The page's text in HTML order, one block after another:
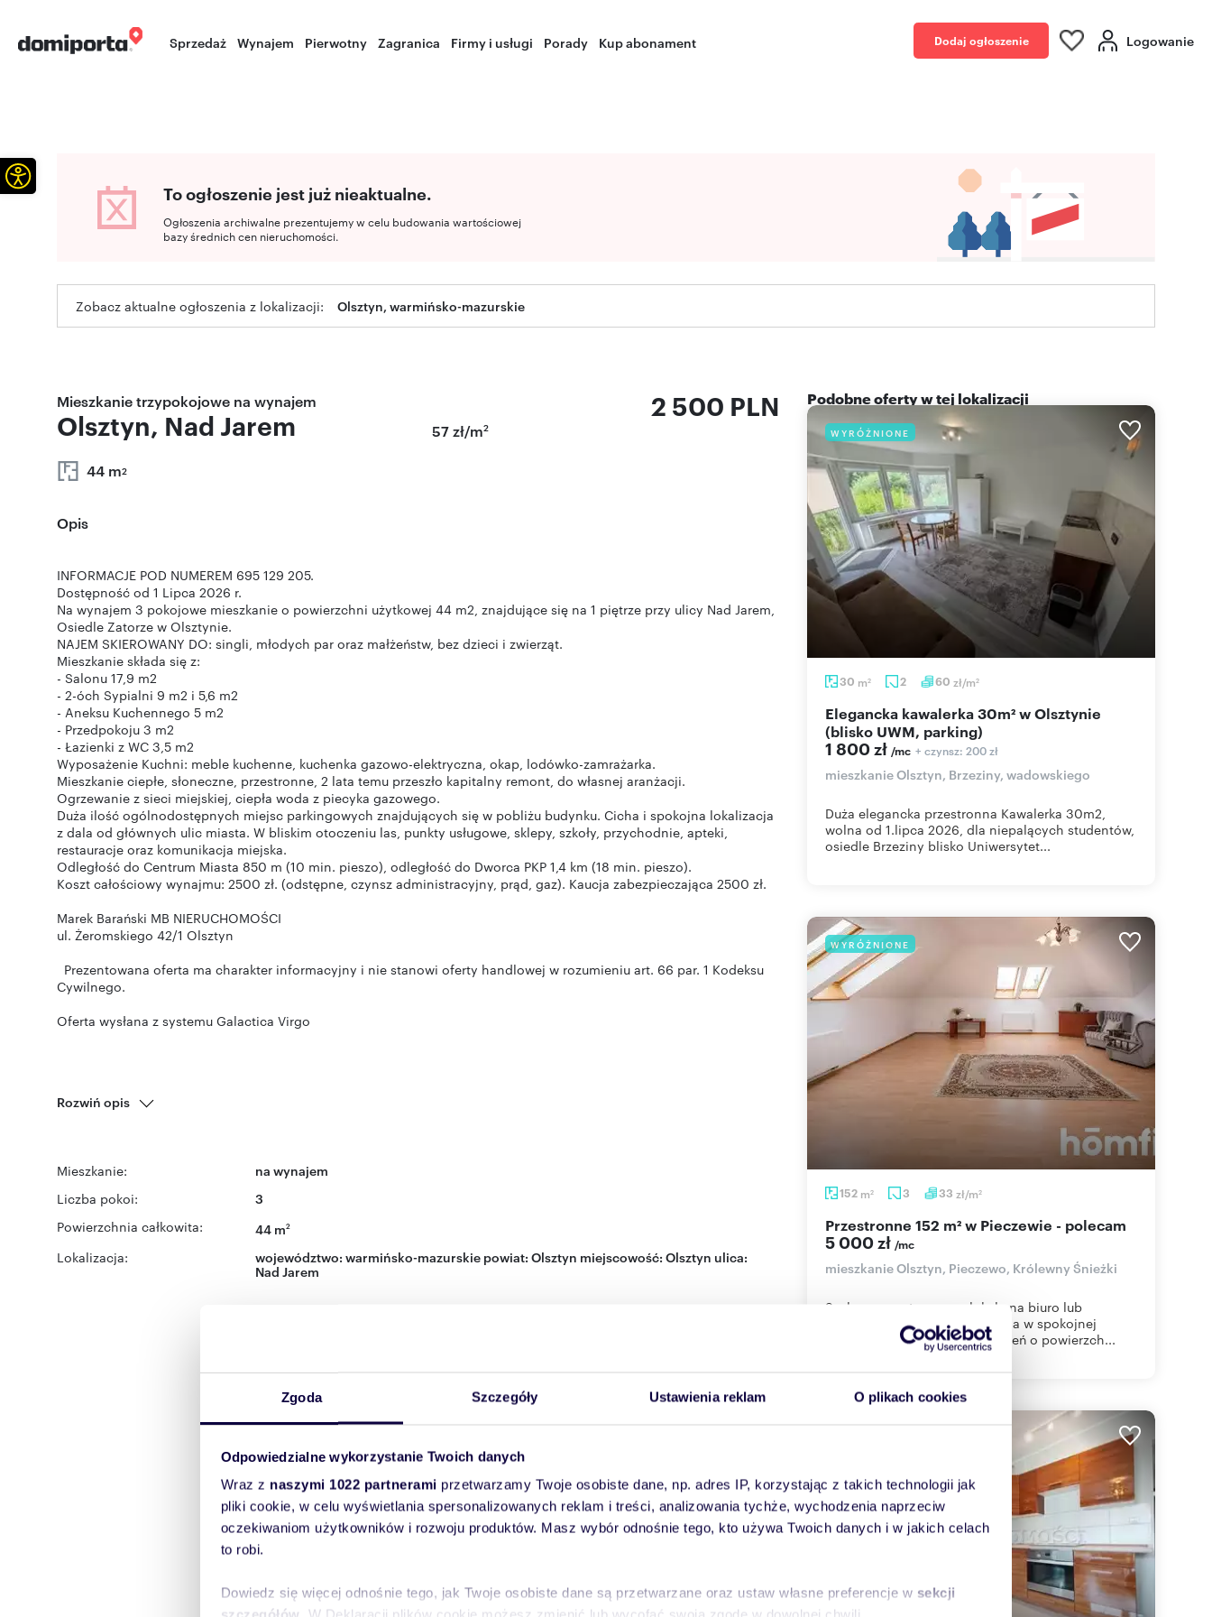
Zgoda Szczegóły Ustawienia reklam O plikach cookies
Odpowiedzialne wykorzystanie Twoich danych
Wraz z naszymi 1022 partnerami przetwarzamy Twoje osobiste dane, np. adres IP, korzystając z takich technologii jak
pliki cookie, w celu wyświetlania spersonalizowanych reklam i treści, analizowania tychże, wychodzenia naprzeciw
oczekiwaniom użytkowników i rozwoju produktów. Masz wybór odnośnie tego, kto używa Twoich danych i w jakich celach
to robi.
Dowiedz się więcej odnośnie tego, jak Twoje osobiste dane są przetwarzane oraz ustaw własne preferencje w sekcji
Sprzedaż Wynajem Pierwotny Zagranica Firmy i usługi Porady Kup abonament Dodaj ogłoszenie Logowanie
To ogłoszenie jest już nieaktualne.
Ogłoszenia archiwalne prezentujemy w celu budowania wartościowej
bazy średnich cen nieruchomości.
Zobacz aktualne ogłoszenia z lokalizacji: Olsztyn, warmińsko-mazurskie
Mieszkanie trzypokojowe na wynajem
Olsztyn, Nad Jarem
44 m2
2 500 PLN
57 zł/m2
Opis
INFORMACJE POD NUMEREM 695 129 205.
Dostępność od 1 Lipca 2026 r.
Na wynajem 3 pokojowe mieszkanie o powierzchni użytkowej 44 m2, znajdujące się na 1 piętrze przy ulicy Nad Jarem,
Osiedle Zatorze w Olsztynie.
NAJEM SKIEROWANY DO: singli, młodych par oraz małżeństw, bez dzieci i zwierząt.
Mieszkanie składa się z:
- Salonu 17,9 m2
- 2-óch Sypialni 9 m2 i 5,6 m2
- Aneksu Kuchennego 5 m2
- Przedpokoju 3 m2
- Łazienki z WC 3,5 m2
Wyposażenie Kuchni: meble kuchenne, kuchenka gazowo-elektryczna, okap, lodówko-zamrażarka.
Mieszkanie ciepłe, słoneczne, przestronne, 2 lata temu przeszło kapitalny remont, do własnej aranżacji.
Ogrzewanie z sieci miejskiej, ciepła woda z piecyka gazowego.
Duża ilość ogólnodostępnych miejsc parkingowych znajdujących się w pobliżu budynku. Cicha i spokojna lokalizacja
z dala od głównych ulic miasta. W bliskim otoczeniu las, punkty usługowe, sklepy, szkoły, przychodnie, apteki,
restauracje oraz komunikacja miejska.
Odległość do Centrum Miasta 850 m (10 min. pieszo), odległość do Dworca PKP 1,4 km (18 min. pieszo).
Koszt całościowy wynajmu: 2500 zł. (odstępne, czynsz administracyjny, prąd, gaz). Kaucja zabezpieczająca 2500 zł.
Marek Barański MB NIERUCHOMOŚCI
ul. Żeromskiego 42/1 Olsztyn
Prezentowana oferta ma charakter informacyjny i nie stanowi oferty handlowej w rozumieniu art. 66 par. 1 Kodeksu
Cywilnego.
Oferta wysłana z systemu Galactica Virgo
Rozwiń opis
Mieszkanie: na wynajem
Liczba pokoi: 3
Powierzchnia całkowita: 44 m2
Lokalizacja: województwo: warmińsko-mazurskie powiat: Olsztyn miejscowość: Olsztyn ulica:
Nad Jarem
Podobne oferty w tej lokalizacji
WYRÓŻNIONE
30 m2 2 60 zł/m2
Elegancka kawalerka 30m² w Olsztynie
(blisko UWM, parking)
1 800 zł /mc + czynsz: 200 zł
mieszkanie Olsztyn, Brzeziny, wadowskiego
Duża elegancka przestronna Kawalerka 30m2,
wolna od 1.lipca 2026, dla niepalących studentów,
osiedle Brzeziny blisko Uniwersytet...
WYRÓŻNIONE
152 m2 3 33 zł/m2
Przestronne 152 m² w Pieczewie - polecam
5 000 zł /mc
mieszkanie Olsztyn, Pieczewo, Królewny Śnieżki
Szukasz przestronnego lokalu na biuro lub
komfortowego miejsca do życia w spokojnej
okolicy? Ta wyjątkowa przestrzeń o powierzch...
Otwórz pasek narzędzi